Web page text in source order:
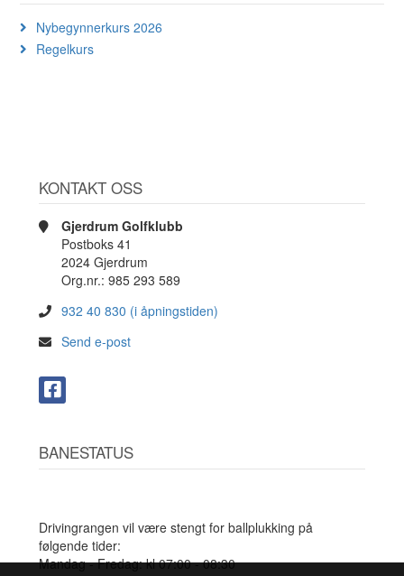
Nybegynnerkurs 2026
Regelkurs
KONTAKT OSS
Gjerdrum Golfklubb
Postboks 41
2024 Gjerdrum
Org.nr.: 985 293 589
932 40 830 (i åpningstiden)
Send e-post
BANESTATUS
Drivingrangen vil være stengt for ballplukking på
følgende tider:
Mandag - Fredag: kl 07:00 - 08:30